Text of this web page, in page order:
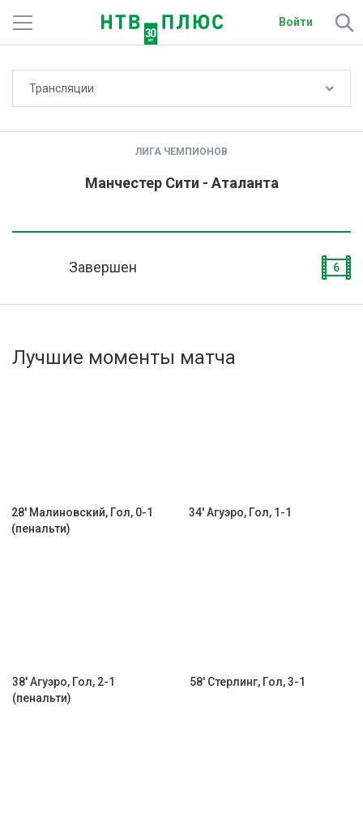
Войти
Активировать промокод
Трансляции
ЛИГА ЧЕМПИОНОВ
Манчестер Сити - Аталанта
Завершен 6
Лучшие моменты матча
28' Малиновский, Гол, 0-1
(пенальти)
34' Агуэро, Гол, 1-1
38' Агуэро, Гол, 2-1
(пенальти)
58' Стерлинг, Гол, 3-1